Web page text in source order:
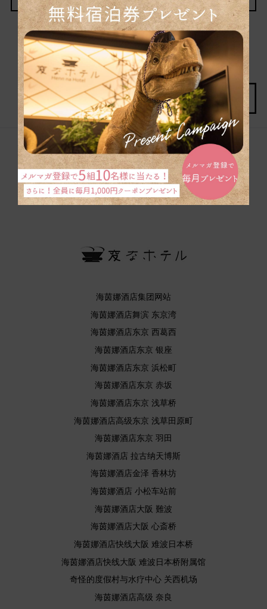
海茵娜酒店集团网站
海茵娜酒店舞滨 东京湾
海茵娜酒店东京 西葛西
海茵娜酒店东京 银座
海茵娜酒店东京 浜松町
海茵娜酒店东京 赤坂
海茵娜酒店东京 浅草桥
海茵娜酒店高级东京 浅草田原町
海茵娜酒店东京 羽田
海茵娜酒店 拉古纳天博斯
海茵娜酒店金泽 香林坊
海茵娜酒店 小松车站前
海茵娜酒店大阪 難波
海茵娜酒店大阪 心斎桥
海茵娜酒店快线大阪 难波日本桥
海茵娜酒店快线大阪 难波日本桥附属馆
奇怪的度假村与水疗中心 关西机场
海茵娜酒店高级 奈良